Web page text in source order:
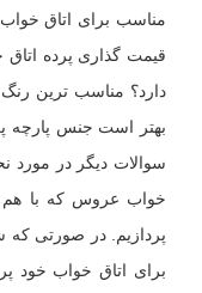
مناسب برای اتاق
قیمت گذاری پرده
دارد؟ مناسب ترین
بهتر است جنس پارچه
سوالات دیگر در مورد
خواب عروس که با هم
پردازیم. در صورتی که
برای اتاق خواب خود